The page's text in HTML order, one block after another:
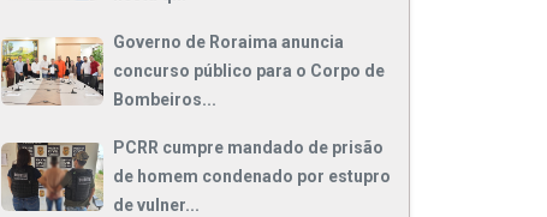
Governo de Roraima anuncia
concurso público para o Corpo de
Bombeiros...
PCRR cumpre mandado de prisão
de homem condenado por estupro
de vulner...